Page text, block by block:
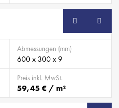
SB
Abmessungen (mm)
600 x 300 x 9
Preis inkl. MwSt.
59,45 € / m²